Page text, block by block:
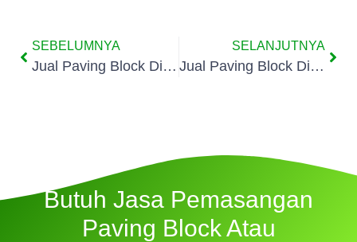
SEBELUMNYA
Jual Paving Block Di Cibungbulang
SELANJUTNYA
Jual Paving Block Di Cigudeg
Butuh Jasa Pemasangan
Paving Block Atau